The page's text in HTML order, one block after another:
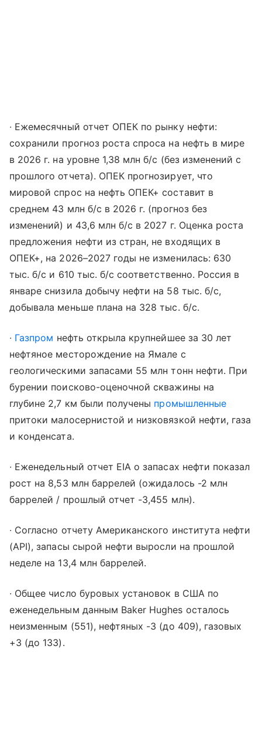
∙ Ежемесячный отчет ОПЕК по рынку нефти:
сохранили прогноз роста спроса на нефть в мире
в 2026 г. на уровне 1,38 млн б/с (без изменений с
прошлого отчета). ОПЕК прогнозирует, что
мировой спрос на нефть ОПЕК+ составит в
среднем 43 млн б/с в 2026 г. (прогноз без
изменений) и 43,6 млн б/с в 2027 г. Оценка роста
предложения нефти из стран, не входящих в
ОПЕК+, на 2026–2027 годы не изменилась: 630
тыс. б/с и 610 тыс. б/с соответственно. Россия в
январе снизила добычу нефти на 58 тыс. б/с,
добывала меньше плана на 328 тыс. б/с.
∙ Газпром нефть открыла крупнейшее за 30 лет
нефтяное месторождение на Ямале с
геологическими запасами 55 млн тонн нефти. При
бурении поисково-оценочной скважины на
глубине 2,7 км были получены промышленные
притоки малосернистой и низковязкой нефти, газа
и конденсата.
∙ Еженедельный отчет EIA о запасах нефти показал
рост на 8,53 млн баррелей (ожидалось -2 млн
баррелей / прошлый отчет -3,455 млн).
∙ Согласно отчету Американского института нефти
(API), запасы сырой нефти выросли на прошлой
неделе на 13,4 млн баррелей.
∙ Общее число буровых установок в США по
еженедельным данным Baker Hughes осталось
неизменным (551), нефтяных -3 (до 409), газовых
+3 (до 133).